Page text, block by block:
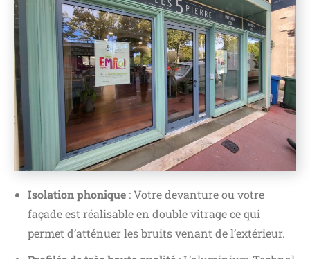
Isolation phonique : Votre devanture ou votre
façade est réalisable en double vitrage ce qui
permet d’atténuer les bruits venant de l’extérieur.